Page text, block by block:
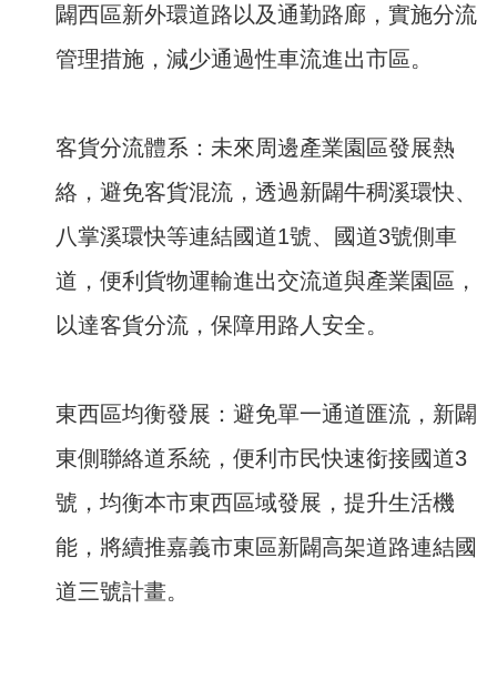
闢西區新外環道路以及通勤路廊，實施分流
管理措施，減少通過性車流進出市區。
客貨分流體系：未來周邊產業園區發展熱
絡，避免客貨混流，透過新闢牛稠溪環快、
八掌溪環快等連結國道1號、國道3號側車
道，便利貨物運輸進出交流道與產業園區，
以達客貨分流，保障用路人安全。
東西區均衡發展：避免單一通道匯流，新闢
東側聯絡道系統，便利市民快速銜接國道3
號，均衡本市東西區域發展，提升生活機
能，將續推嘉義市東區新闢高架道路連結國
道三號計畫。